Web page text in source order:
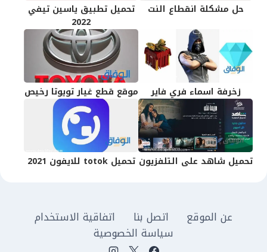
حل مشكلة انقطاع النت
تحميل تطبيق ياسين تيفي
2022
زخرفة اسماء فري فاير موقع قطع غيار تويوتا رخيص
تحميل شاهد على التلفزيون تحميل totok للايفون 2021
عن الموقع اتصل بنا
اتفاقية الاستخدام
سياسة الخصوصية